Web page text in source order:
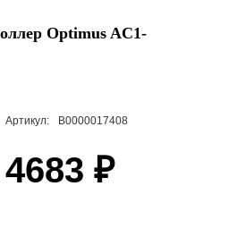
Optimus AC1-
Артикул: В0000017408
4683 ₽